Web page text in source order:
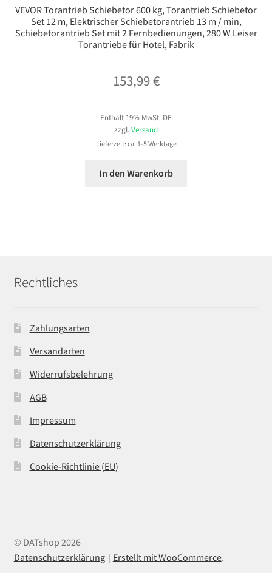
VEVOR Torantrieb Schiebetor 600 kg, Torantrieb Schiebetor
Set 12 m, Elektrischer Schiebetorantrieb 13 m / min,
Schiebetorantrieb Set mit 2 Fernbedienungen, 280 W Leiser
Torantriebe für Hotel, Fabrik
153,99€
Enthält 19% MwSt. DE
zzgl. Versand
Lieferzeit: ca. 1-5 Werktage
In den Warenkorb
Rechtliches
Zahlungsarten
Versandarten
Widerrufsbelehrung
AGB
Impressum
Datenschutzerklärung
Cookie-Richtlinie (EU)
© DATshop 2026
Datenschutzerklärung
Erstellt mit WooCommerce.